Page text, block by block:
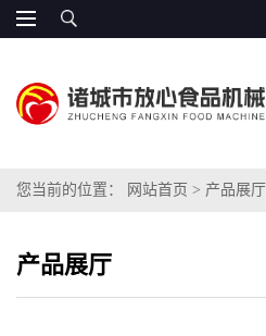
您当前的位置： 网站首页 > 产品展厅
产品展厅